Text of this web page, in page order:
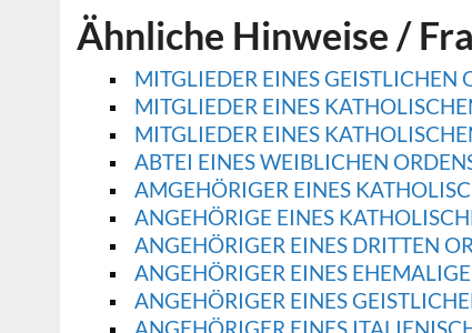
Ähnliche Hinweise /
MITGLIEDER EINES GEISTLICHEN
MITGLIEDER EINES
MITGLIEDER EINES
ABTEI EINES WEIBLICHEN
AMGEHÖRIGER EINES
ANGEHÖRIGE EINES
ANGEHÖRIGER EINES DRITTEN
ANGEHÖRIGER EINES
ANGEHÖRIGER EINES